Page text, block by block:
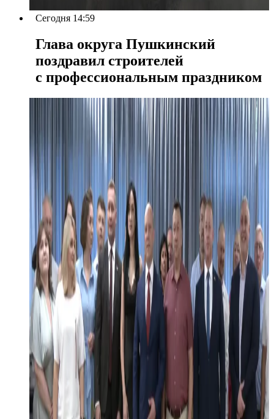
Сегодня 14:59
Глава округа Пушкинский
поздравил строителей
с профессиональным праздником